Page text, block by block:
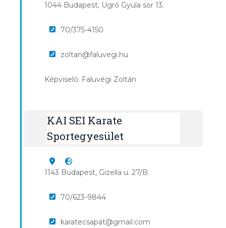
1044 Budapest, Ugró Gyula sor 13.
70/375-4150
zoltan@faluvegi.hu
Képviselő: Faluvégi Zoltán
KAI SEI Karate
Sportegyesület
1143 Budapest, Gizella u. 27/B.
70/623-9844
karatecsapat@gmail.com